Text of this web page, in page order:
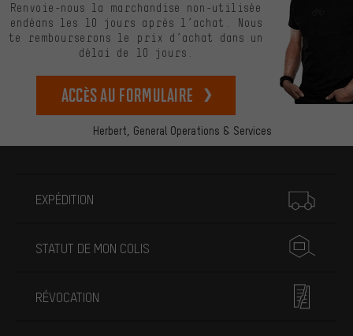
Herbert, General Operations & Services
Renvoie-nous la marchandise non-utilisée
endéans les 10 jours après l’achat. Nous
te rembourserons le prix d’achat dans un
délai de 10 jours.
Accès au formulaire
EXPÉDITION
STATUT DE MON COLIS
RÉVOCATION